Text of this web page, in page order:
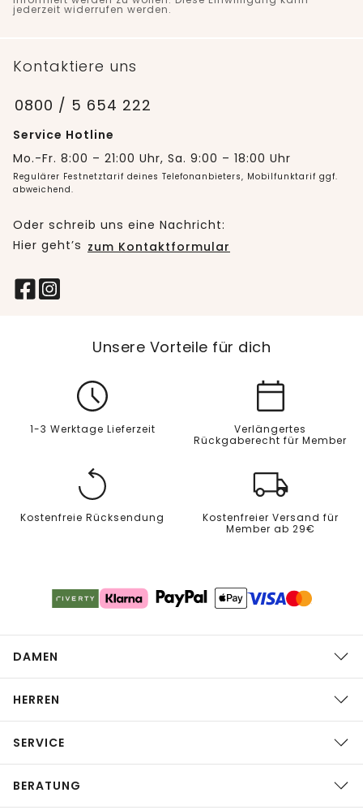
jederzeit widerrufen werden.
Kontaktiere uns
0800 / 5 654 222
Service Hotline
Mo.-Fr. 8:00 – 21:00 Uhr, Sa. 9:00 – 18:00 Uhr
Regulärer Festnetztarif deines Telefonanbieters, Mobilfunktarif ggf.
abweichend.
Oder schreib uns eine Nachricht:
Hier geht’s zum Kontaktformular
Unsere Vorteile für dich
1-3 Werktage Lieferzeit
Verlängertes
Rückgaberecht für Member
Kostenfreie Rücksendung
Kostenfreier Versand für
Member ab 29€
DAMEN
HERREN
SERVICE
BERATUNG